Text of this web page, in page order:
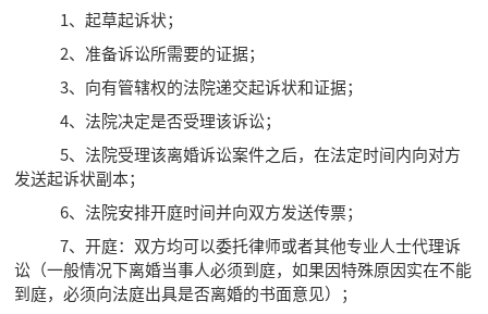
1、起草起诉状；
2、准备诉讼所需要的证据；
3、向有管辖权的法院递交起诉状和证据；
4、法院决定是否受理该诉讼；
5、法院受理该离婚诉讼案件之后，在法定时间内向对方
发送起诉状副本；
6、法院安排开庭时间并向双方发送传票；
7、开庭：双方均可以委托律师或者其他专业人士代理诉
讼（一般情况下离婚当事人必须到庭，如果因特殊原因实在不能
到庭，必须向法庭出具是否离婚的书面意见）；